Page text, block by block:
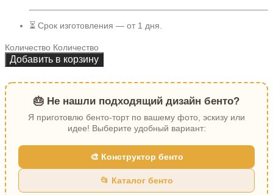
⏳ Срок изготовления — от 1 дня.
Количество Количество
Добавить в корзину
🎂 Не нашли подходящий дизайн бенто?
Я приготовлю бенто-торт по вашему фото, эскизу или
идее! Выберите удобный вариант:
🎨 Конструктор бенто
📂 Каталог бенто